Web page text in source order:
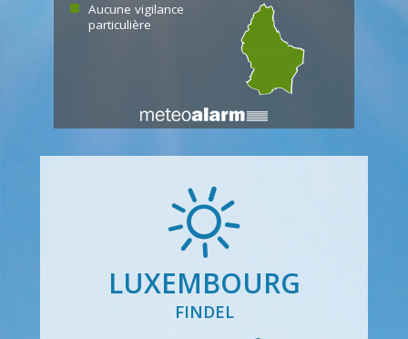
Aucune vigilance
particulière
LUXEMBOURG
FINDEL